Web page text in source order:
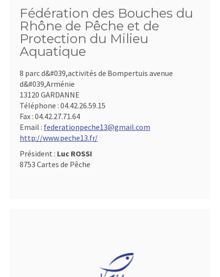
Fédération des Bouches du
Rhône de Pêche et de
Protection du Milieu
Aquatique
8 parc d&#039,activités de Bompertuis avenue
d&#039,Arménie
13120 GARDANNE
Téléphone : 04.42.26.59.15
Fax : 04.42.27.71.64
Email : federationpeche13@gmail.com
http://www.peche13.fr/
Président : Luc ROSSI
8753 Cartes de Pêche